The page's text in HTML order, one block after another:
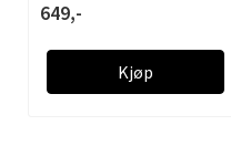
649,-
Kjøp